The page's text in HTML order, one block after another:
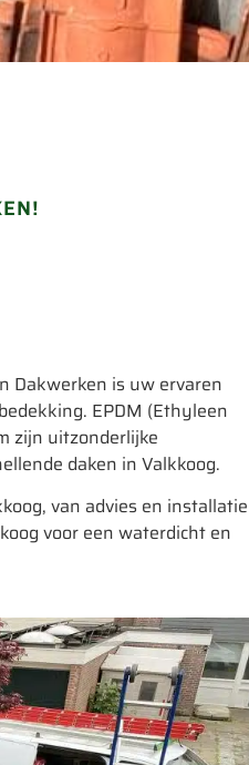
Dakwerken is uw ervaren
EPDM (Ethyleen
zijn uitzonderlijke
daken in Valkkoog.
van advies en installatie
voor een waterdicht en